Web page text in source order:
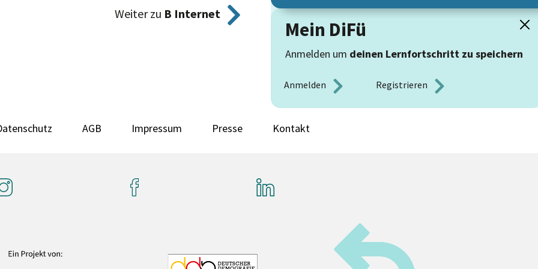
Weiter zu B Internet
Mein DiFü
Anmelden um deinen Lernfortschritt zu speichern
Anmelden Registrieren
AGB Impressum Presse Kontakt